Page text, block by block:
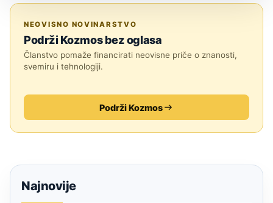
NEOVISNO NOVINARSTVO
Podrži Kozmos bez oglasa
Članstvo pomaže financirati neovisne priče o znanosti,
svemiru i tehnologiji.
Podrži Kozmos
Najnovije